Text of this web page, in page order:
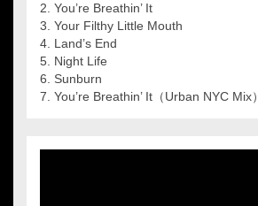
2. You’re Breathin’ It
3. Your Filthy Little Mouth
4. Land’s End
5. Night Life
6. Sunburn
7. You’re Breathin’ It（Urban NYC Mix）